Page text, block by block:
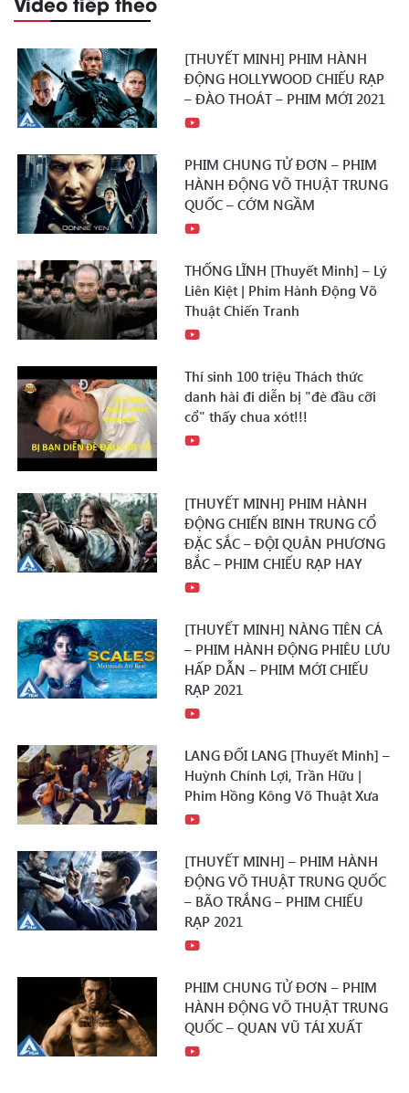
[THUYẾT MINH] PHIM HÀNH
ĐỘNG HOLLYWOOD CHIẾU RẠP
– ĐÀO THOÁT – PHIM MỚI 2021
PHIM CHUNG TỬ ĐƠN – PHIM
HÀNH ĐỘNG VÕ THUẬT TRUNG
QUỐC – CỚM NGẦM
THỐNG LĨNH [Thuyết Minh] – Lý
Liên Kiệt | Phim Hành Động Võ
Thuật Chiến Tranh
Thí sinh 100 triệu Thách thức
danh hài đi diễn bị "đè đầu cỡi
cổ" thấy chua xót!!!
[THUYẾT MINH] PHIM HÀNH
ĐỘNG CHIẾN BINH TRUNG CỔ
ĐẶC SẮC – ĐỘI QUÂN PHƯƠNG
BẮC – PHIM CHIẾU RẠP HAY
[THUYẾT MINH] NÀNG TIÊN CÁ
– PHIM HÀNH ĐỘNG PHIÊU LƯU
HẤP DẪN – PHIM MỚI CHIẾU
RẠP 2021
LANG ĐỐI LANG [Thuyết Minh] –
Huỳnh Chính Lợi, Trần Hữu |
Phim Hồng Kông Võ Thuật Xưa
[THUYẾT MINH] – PHIM HÀNH
ĐỘNG VÕ THUẬT TRUNG QUỐC
– BÃO TRẮNG – PHIM CHIẾU
RẠP 2021
PHIM CHUNG TỬ ĐƠN – PHIM
HÀNH ĐỘNG VÕ THUẬT TRUNG
QUỐC – QUAN VŨ TÁI XUẤT